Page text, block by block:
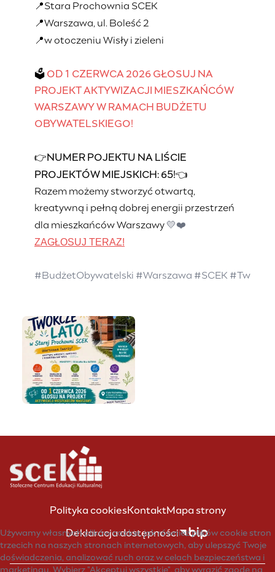
📍Stara Prochownia SCEK
📍Warszawa, ul. Boleść 2
📍w otoczeniu Wisły i zieleni
🗳️ OD 1 CZERWCA 2026 GŁOSUJ NA
PROJEKT AKTYWIZACJI MIESZKAŃCÓW
WARSZAWY W RAMACH BUDŻETU
OBYWATELSKIEGO!
👉 NUMER POJEKTU NA LIŚCIE
PROJEKTÓW MIEJSKICH: 65!👈
Razem możemy stworzyć otwartą,
kreatywną i pełną dobrej energii przestrzeń
dla mieszkańców Warszawy 💛❤️
ZAGŁOSUJ TERAZ!
#BudżetObywatelski #Warszawa #SCEK
Polityka cookiesKontaktMapa strony
Deklaracja dostępności
Używamy własnych plików cookie, jak również plików cookie stron
trzecich na naszych stronach internetowych, aby ulepszyć Twoje
doświadczenia, analizować ruch oraz w celach bezpieczeństwa i
marketingu. Wybierz "Akceptuj wszystkie", aby wyrazić zgodę na